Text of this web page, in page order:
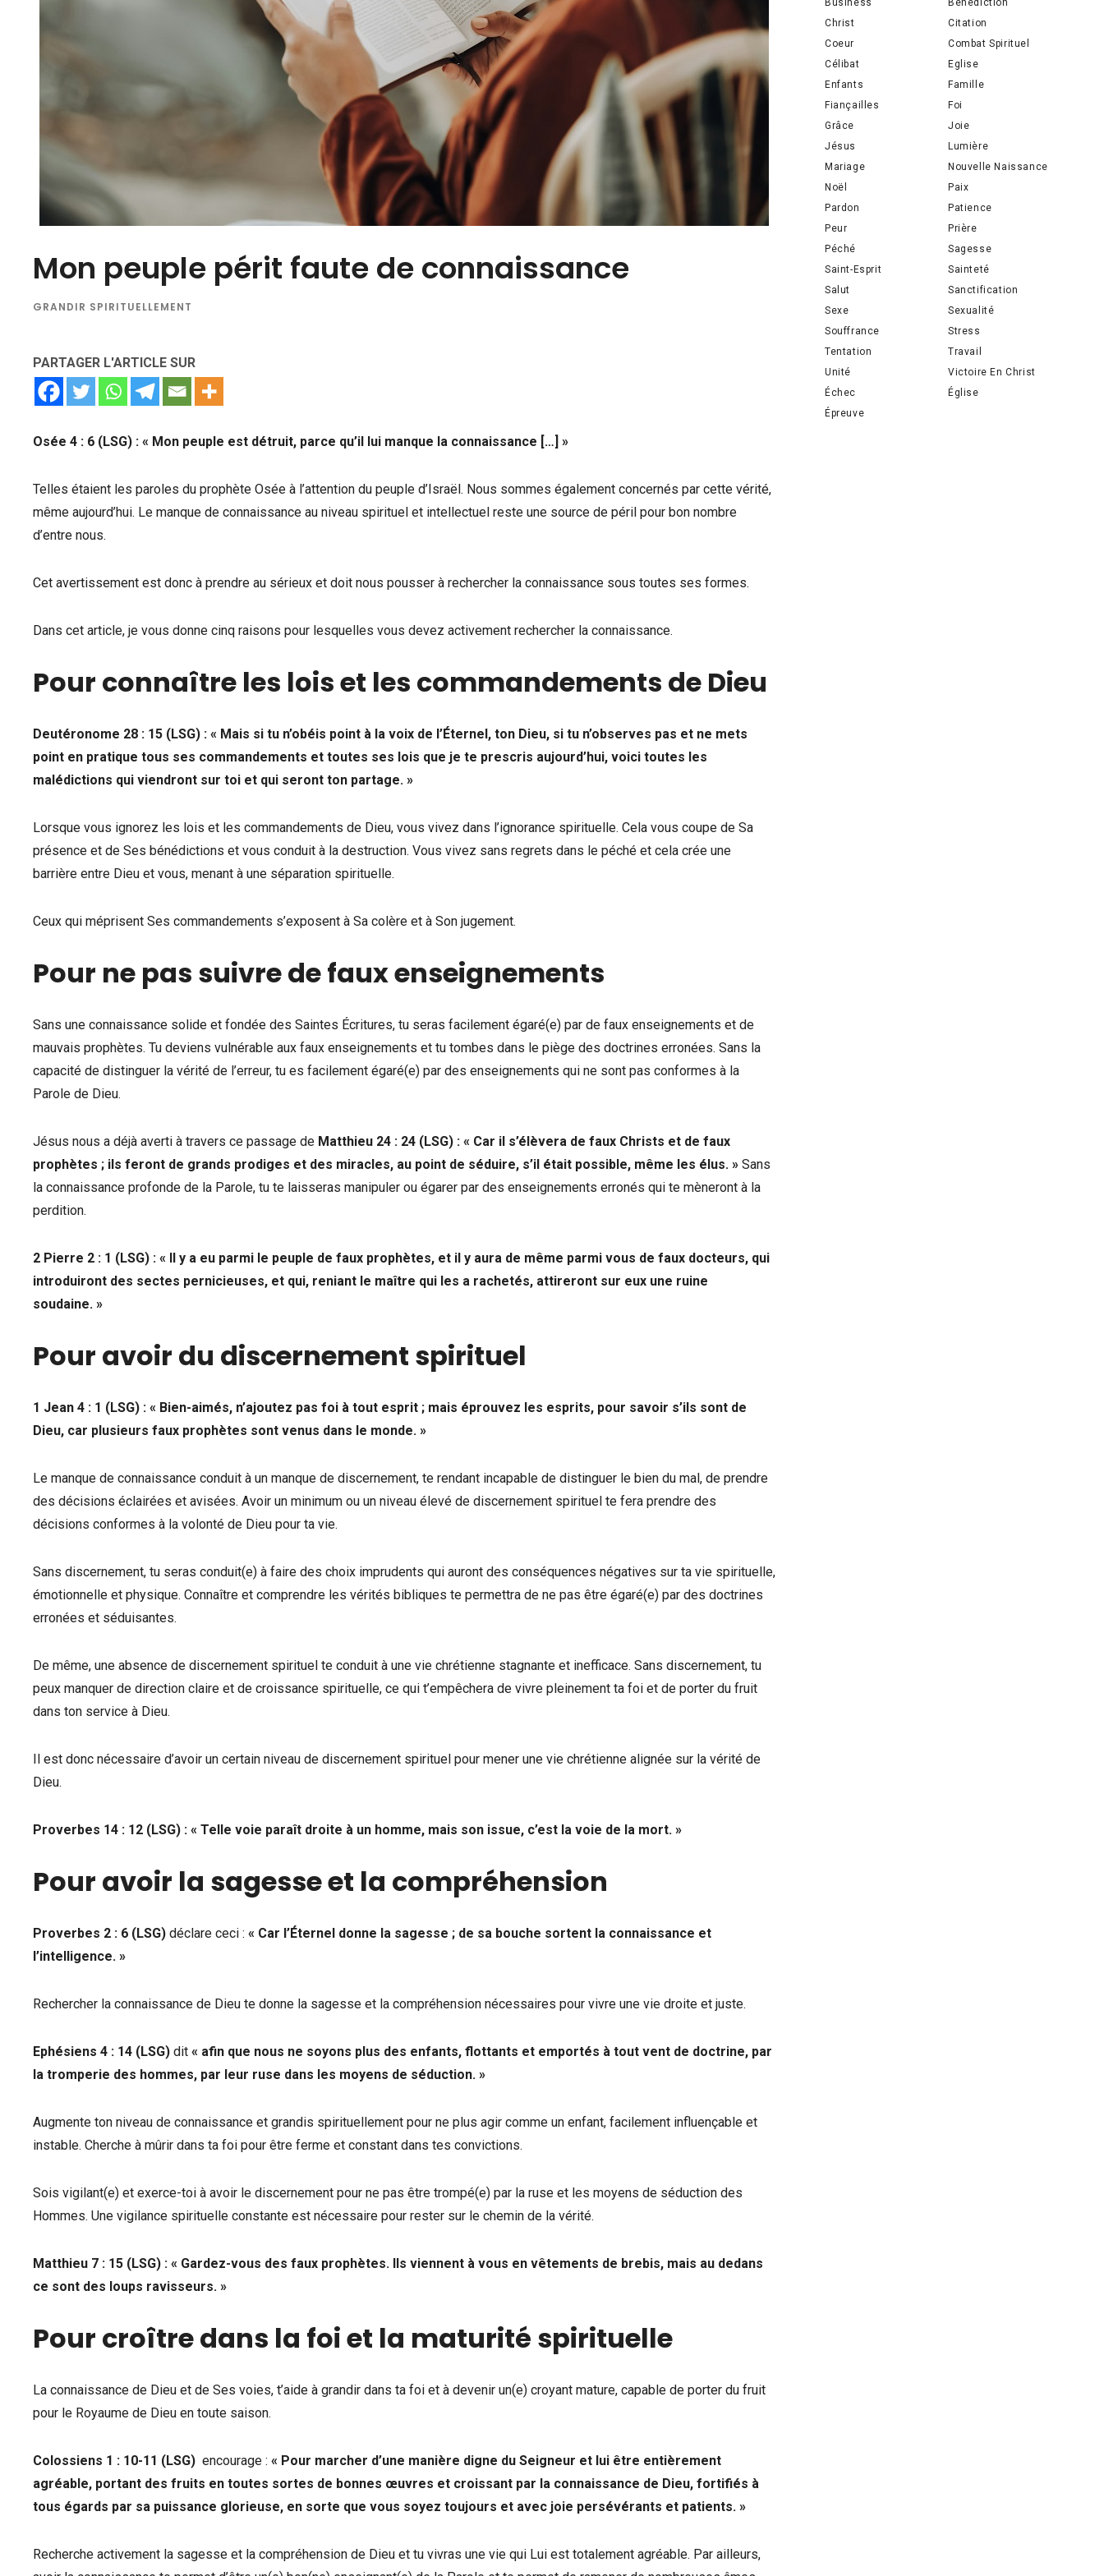
Mon peuple périt faute de connaissance
GRANDIR SPIRITUELLEMENT
PARTAGER L'ARTICLE SUR
Osée 4 : 6 (LSG) : « Mon peuple est détruit, parce qu’il lui manque la connaissance […] »
Telles étaient les paroles du prophète Osée à l’attention du peuple d’Israël. Nous sommes également concernés par cette vérité,
même aujourd’hui. Le manque de connaissance au niveau spirituel et intellectuel reste une source de péril pour bon nombre
d’entre nous.
Cet avertissement est donc à prendre au sérieux et doit nous pousser à rechercher la connaissance sous toutes ses formes.
Dans cet article, je vous donne cinq raisons pour lesquelles vous devez activement rechercher la connaissance.
Pour connaître les lois et les commandements de Dieu
Deutéronome 28 : 15 (LSG) : « Mais si tu n’obéis point à la voix de l’Éternel, ton Dieu, si tu n’observes pas et ne mets
point en pratique tous ses commandements et toutes ses lois que je te prescris aujourd’hui, voici toutes les
malédictions qui viendront sur toi et qui seront ton partage. »
Lorsque vous ignorez les lois et les commandements de Dieu, vous vivez dans l’ignorance spirituelle. Cela vous coupe de Sa
présence et de Ses bénédictions et vous conduit à la destruction. Vous vivez sans regrets dans le péché et cela crée une
barrière entre Dieu et vous, menant à une séparation spirituelle.
Ceux qui méprisent Ses commandements s’exposent à Sa colère et à Son jugement.
Pour ne pas suivre de faux enseignements
Sans une connaissance solide et fondée des Saintes Écritures, tu seras facilement égaré(e) par de faux enseignements et de
mauvais prophètes. Tu deviens vulnérable aux faux enseignements et tu tombes dans le piège des doctrines erronées. Sans la
capacité de distinguer la vérité de l’erreur, tu es facilement égaré(e) par des enseignements qui ne sont pas conformes à la
Parole de Dieu.
Jésus nous a déjà averti à travers ce passage de Matthieu 24 : 24 (LSG) : « Car il s’élèvera de faux Christs et de faux
prophètes ; ils feront de grands prodiges et des miracles, au point de séduire, s’il était possible, même les élus. » Sans
la connaissance profonde de la Parole, tu te laisseras manipuler ou égarer par des enseignements erronés qui te mèneront à la
perdition.
2 Pierre 2 : 1 (LSG) : « Il y a eu parmi le peuple de faux prophètes, et il y aura de même parmi vous de faux docteurs, qui
introduiront des sectes pernicieuses, et qui, reniant le maître qui les a rachetés, attireront sur eux une ruine
soudaine. »
Pour avoir du discernement spirituel
1 Jean 4 : 1 (LSG) : « Bien-aimés, n’ajoutez pas foi à tout esprit ; mais éprouvez les esprits, pour savoir s’ils sont de
Dieu, car plusieurs faux prophètes sont venus dans le monde. »
Le manque de connaissance conduit à un manque de discernement, te rendant incapable de distinguer le bien du mal, de prendre
des décisions éclairées et avisées. Avoir un minimum ou un niveau élevé de discernement spirituel te fera prendre des
décisions conformes à la volonté de Dieu pour ta vie.
Sans discernement, tu seras conduit(e) à faire des choix imprudents qui auront des conséquences négatives sur ta vie spirituelle,
émotionnelle et physique. Connaître et comprendre les vérités bibliques te permettra de ne pas être égaré(e) par des doctrines
erronées et séduisantes.
De même, une absence de discernement spirituel te conduit à une vie chrétienne stagnante et inefficace. Sans discernement, tu
peux manquer de direction claire et de croissance spirituelle, ce qui t’empêchera de vivre pleinement ta foi et de porter du fruit
dans ton service à Dieu.
Il est donc nécessaire d’avoir un certain niveau de discernement spirituel pour mener une vie chrétienne alignée sur la vérité de
Dieu.
Proverbes 14 : 12 (LSG) : « Telle voie paraît droite à un homme, mais son issue, c’est la voie de la mort. »
Pour avoir la sagesse et la compréhension
Proverbes 2 : 6 (LSG) déclare ceci : « Car l’Éternel donne la sagesse ; de sa bouche sortent la connaissance et
l’intelligence. »
Rechercher la connaissance de Dieu te donne la sagesse et la compréhension nécessaires pour vivre une vie droite et juste.
Ephésiens 4 : 14 (LSG) dit « afin que nous ne soyons plus des enfants, flottants et emportés à tout vent de doctrine, par
la tromperie des hommes, par leur ruse dans les moyens de séduction. »
Augmente ton niveau de connaissance et grandis spirituellement pour ne plus agir comme un enfant, facilement influençable et
instable. Cherche à mûrir dans ta foi pour être ferme et constant dans tes convictions.
Sois vigilant(e) et exerce-toi à avoir le discernement pour ne pas être trompé(e) par la ruse et les moyens de séduction des
Hommes. Une vigilance spirituelle constante est nécessaire pour rester sur le chemin de la vérité.
Matthieu 7 : 15 (LSG) : « Gardez-vous des faux prophètes. Ils viennent à vous en vêtements de brebis, mais au dedans
ce sont des loups ravisseurs. »
Pour croître dans la foi et la maturité spirituelle
La connaissance de Dieu et de Ses voies, t’aide à grandir dans ta foi et à devenir un(e) croyant mature, capable de porter du fruit
pour le Royaume de Dieu en toute saison.
Colossiens 1 : 10-11 (LSG) encourage : « Pour marcher d’une manière digne du Seigneur et lui être entièrement
agréable, portant des fruits en toutes sortes de bonnes œuvres et croissant par la connaissance de Dieu, fortifiés à
tous égards par sa puissance glorieuse, en sorte que vous soyez toujours et avec joie persévérants et patients. »
Recherche activement la sagesse et la compréhension de Dieu et tu vivras une vie qui Lui est totalement agréable. Par ailleurs,
Business
Bénédiction
Christ
Citation
Coeur
Combat Spirituel
Célibat
Eglise
Enfants
Famille
Fiançailles
Foi
Grâce
Joie
Jésus
Lumière
Mariage
Nouvelle Naissance
Noël
Paix
Pardon
Patience
Peur
Prière
Péché
Sagesse
Saint-Esprit
Sainteté
Salut
Sanctification
Sexe
Sexualité
Souffrance
Stress
Tentation
Travail
Unité
Victoire En Christ
Échec
Église
Épreuve